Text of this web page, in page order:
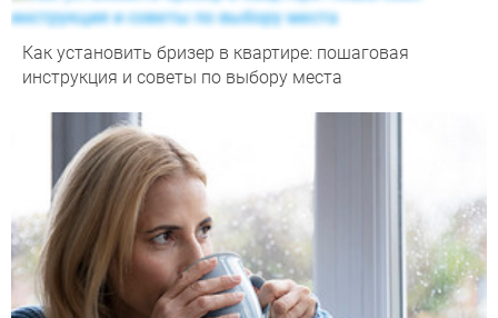
Как установить бризер в квартире: пошаговая
инструкция и советы по выбору места